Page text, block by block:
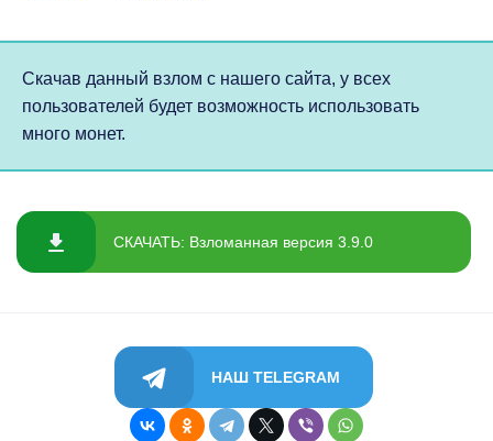
Скачав данный взлом с нашего сайта, у всех
пользователей будет возможность использовать
много монет.
СКАЧАТЬ: Взломанная версия 3.9.0
НАШ TELEGRAM